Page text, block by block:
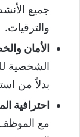
جميع
والترقيات.
الأمان
الشخصية
بدلاً من
احترافية
مع الموظف